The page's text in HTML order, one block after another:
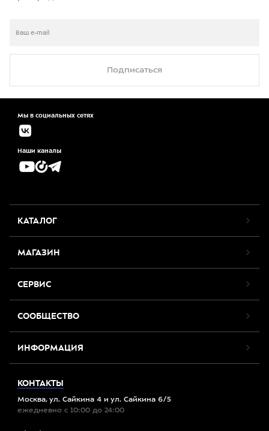
Подписаться
Мы в социальных сетях
Наши каналы
КАТАЛОГ
МАГАЗИН
СЕРВИС
СООБЩЕСТВО
ИНФОРМАЦИЯ
КОНТАКТЫ
Москва, ул. Сайкина 4 и ул. Сайкина 6/5
ежедневно с 10:00 до 24:00